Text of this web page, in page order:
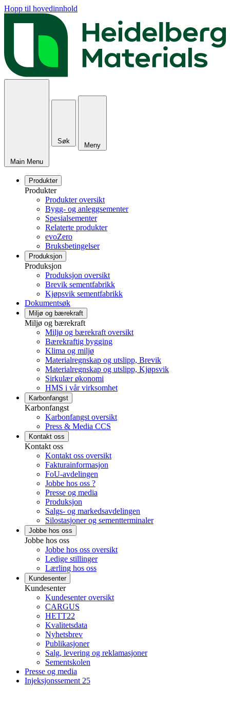
Hopp til hovedinnhold
Main Menu
Søk
Meny
Produkter
Produkter
Produkter oversikt
Bygg- og anleggsementer
Spesialsementer
Relaterte produkter
evoZero
Bruksbetingelser
Produksjon
Produksjon
Produksjon oversikt
Brevik sementfabrikk
Kjøpsvik sementfabrikk
Dokumentsøk
Miljø og bærekraft
Miljø og bærekraft
Miljø og bærekraft oversikt
Bærekraftig bygging
Klima og miljø
Materialregnskap og utslipp, Brevik
Materialregnskap og utslipp, Kjøpsvik
Sirkulær økonomi
HMS i vår virksomhet
Karbonfangst
Karbonfangst
Karbonfangst oversikt
Press & Media CCS
Kontakt oss
Kontakt oss
Kontakt oss oversikt
Fakturainformasjon
FoU-avdelingen
Jobbe hos oss ?
Presse og media
Produksjon
Salgs- og markedsavdelingen
Silostasjoner og sementterminaler
Jobbe hos oss
Jobbe hos oss
Jobbe hos oss oversikt
Ledige stillinger
Lærling hos oss
Kundesenter
Kundesenter
Kundesenter oversikt
CARGUS
HETT22
Kvalitetsdata
Nyhetsbrev
Publikasjoner
Salg, levering og reklamasjoner
Sementskolen
Presse og media
Injeksjonssement 25